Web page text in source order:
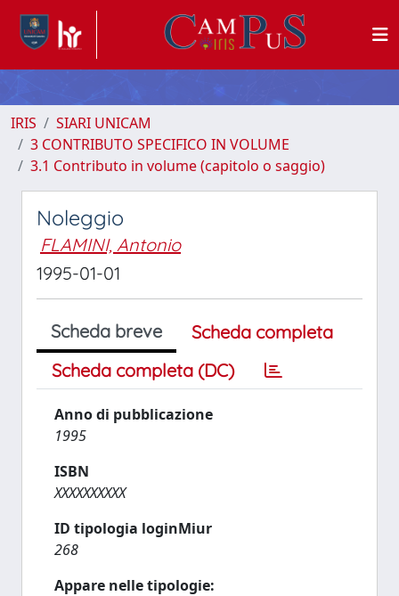
IRIS
SIARI UNICAM
3 CONTRIBUTO SPECIFICO IN VOLUME
3.1 Contributo in volume (capitolo o saggio)
Noleggio
FLAMINI, Antonio
1995-01-01
Scheda breve
Scheda completa
Scheda completa (DC)
Anno di pubblicazione
1995
ISBN
XXXXXXXXXX
ID tipologia loginMiur
268
Appare nelle tipologie: